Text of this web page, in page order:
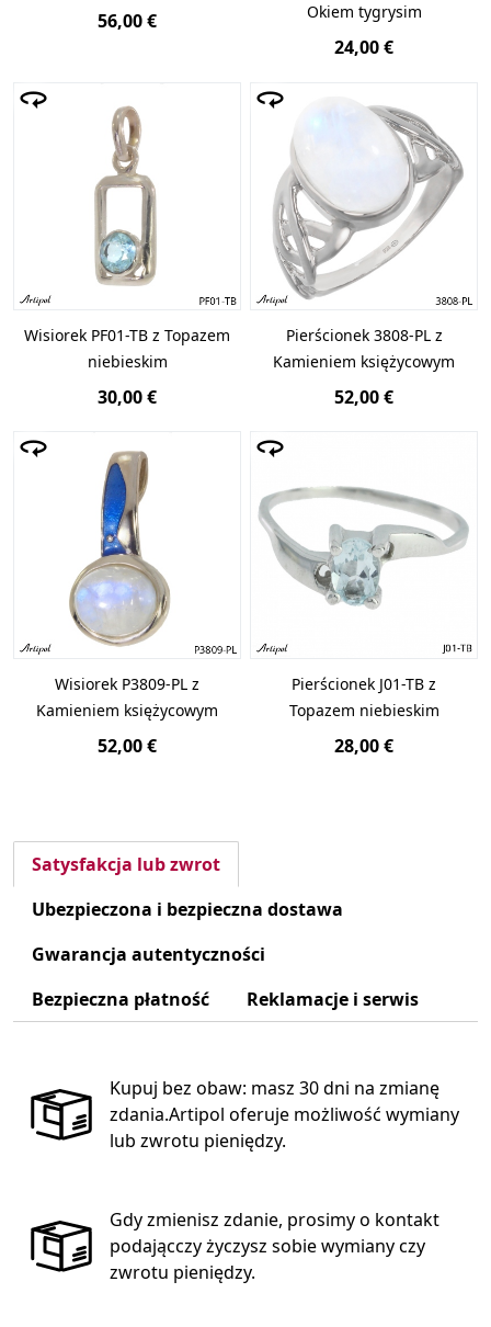
56,00 €
Okiem tygrysim
24,00 €
Wisiorek PF01-TB z Topazem
niebieskim
30,00 €
Pierścionek 3808-PL z
Kamieniem księżycowym
52,00 €
Wisiorek P3809-PL z
Kamieniem księżycowym
52,00 €
Pierścionek J01-TB z
Topazem niebieskim
28,00 €
Satysfakcja lub zwrot
Ubezpieczona i bezpieczna dostawa
Gwarancja autentyczności
Bezpieczna płatność
Reklamacje i serwis
Kupuj bez obaw: masz 30 dni na zmianę
zdania.Artipol oferuje możliwość wymiany
lub zwrotu pieniędzy.
Gdy zmienisz zdanie, prosimy o kontakt
podającczy życzysz sobie wymiany czy
zwrotu pieniędzy.